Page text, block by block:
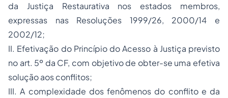
da Justiça Restaurativa nos estados membros,
expressas nas Resoluções 1999/26, 2000/14 e
2002/12;
II. Efetivação do Princípio do Acesso à Justiça previsto
no art. 5º da CF, com objetivo de obter-se uma efetiva
solução aos conflitos;
III. A complexidade dos fenômenos do conflito e da